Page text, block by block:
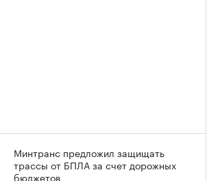
Минтранс предложил защищать
трассы от БПЛА за счет дорожных
бюджетов